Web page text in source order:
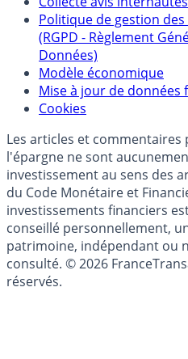
épargne
Collecte avis internautes
Politique de gestion des
(RGPD - Règlement
Données)
Modèle économique
Cookies
Les articles et commentaires
l'épargne ne sont
investissement au sens des
du Code Monétaire et
investissements financiers
conseillé personnellement,
patrimoine, indépendant ou